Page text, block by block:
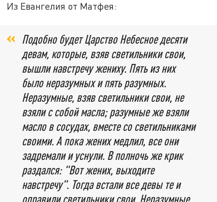
Из Евангелия от Матфея:
Подобно будет Царство Небесное десяти
девам, которые, взяв светильники свои,
вышли навстречу жениху. Пять из них
было неразумных и пять разумных.
Неразумные, взяв светильники свои, не
взяли с собой масла; разумные же взяли
масло в сосудах, вместе со светильниками
своими. А пока жених медлил, все они
задремали и уснули. В полночь же крик
раздался: "Вот жених, выходите
навстречу". Тогда встали все девы те и
оправили светильники свои. Неразумные